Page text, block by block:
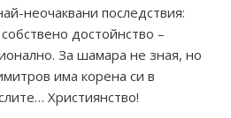
неочаквани последствия:
достойнство –
За шамара не зная, но
има корена си в
Християнство!